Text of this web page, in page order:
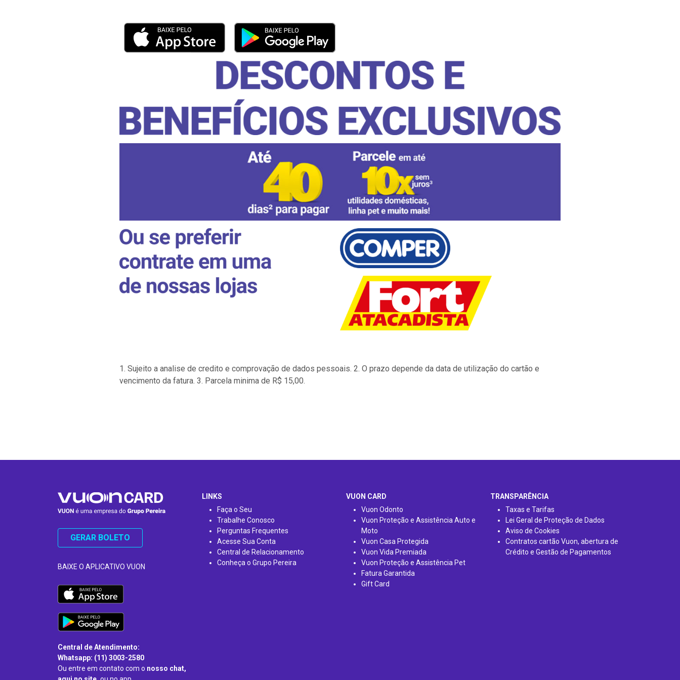
1. Sujeito a analise de credito e comprovação de dados pessoais. 2. O prazo depende da data de utilização do cartão e
vencimento da fatura. 3. Parcela minima de R$ 15,00.
GERAR BOLETO
BAIXE O APLICATIVO VUON
Central de Atendimento:
Whatsapp: (11) 3003-2580
Ou entre em contato com o nosso chat,
LINKS
Faça o Seu
Trabalhe Conosco
Perguntas Frequentes
Acesse Sua Conta
Central de Relacionamento
Conheça o Grupo Pereira
VUON CARD
Vuon Odonto
Vuon Proteção e Assistência Auto e
Moto
Vuon Casa Protegida
Vuon Vida Premiada
Vuon Proteção e Assistência Pet
Fatura Garantida
Gift Card
TRANSPARÊNCIA
Taxas e Tarifas
Lei Geral de Proteção de Dados
Aviso de Cookies
Contratos cartão Vuon, abertura de
Crédito e Gestão de Pagamentos